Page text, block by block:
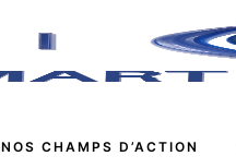
NOS CHAMPS D’ACTION